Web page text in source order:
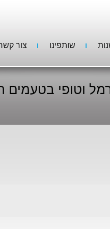
שותפינו צור
וטופי בטעמים